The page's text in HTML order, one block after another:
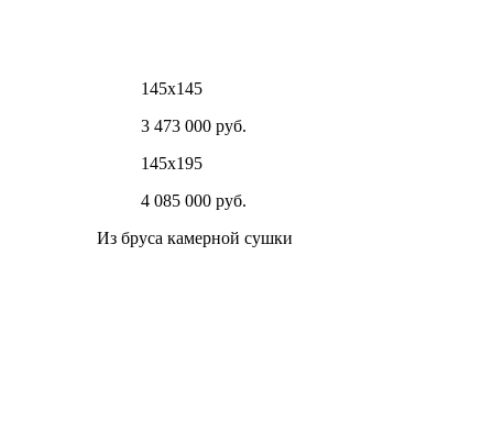
145х145
3 473 000 руб.
145х195
4 085 000 руб.
Из бруса камерной сушки